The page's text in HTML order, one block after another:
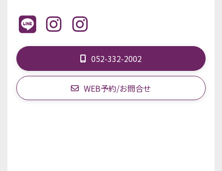
052-332-2002
WEB予約/お問合せ